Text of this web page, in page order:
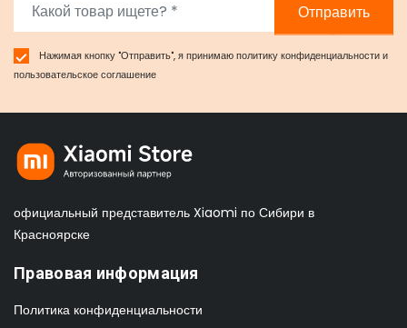
Отправить
Нажимая кнопку "Отправить", я принимаюполитику конфиденциальностии
пользовательское соглашение
официальный представитель Xiaomi по Сибири в
Красноярске
Правовая информация
Политика конфиденциальности